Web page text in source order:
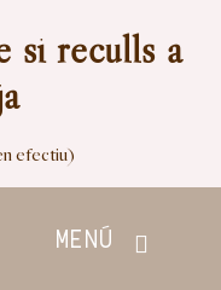
si reculls a
efectiu)
MENÚ